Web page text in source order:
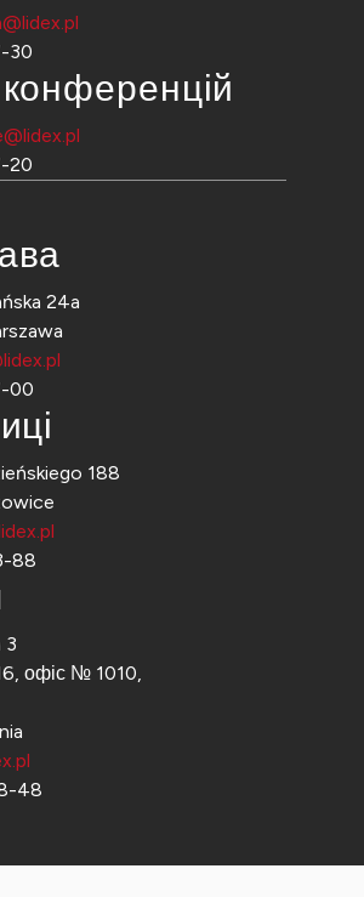
30
20
24a
00
188
88
3
офіс № 1010,
48